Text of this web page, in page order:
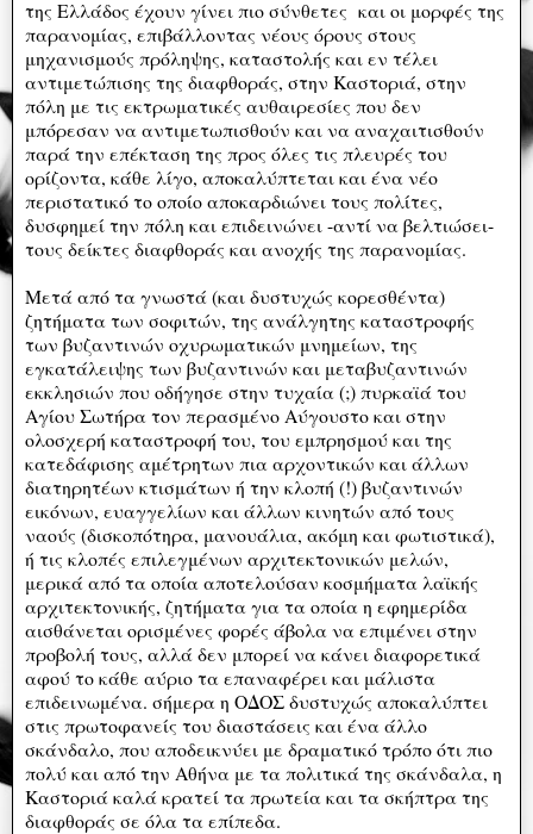
της Ελλάδος έχουν γίνει πιο σύνθετες και οι μορφές της
παρανομίας, επιβάλλοντας νέους όρους στους
μηχανισμούς πρόληψης, καταστολής και εν τέλει
αντιμετώπισης της διαφθοράς, στην Καστοριά, στην
πόλη με τις εκτρωματικές αυθαιρεσίες που δεν
μπόρεσαν να αντιμετωπισθούν και να αναχαιτισθούν
παρά την επέκταση της προς όλες τις πλευρές του
ορίζοντα, κάθε λίγο, αποκαλύπτεται και ένα νέο
περιστατικό το οποίο αποκαρδιώνει τους πολίτες,
δυσφημεί την πόλη και επιδεινώνει -αντί να βελτιώσει-
τους δείκτες διαφθοράς και ανοχής της παρανομίας.
Μετά από τα γνωστά (και δυστυχώς κορεσθέντα)
ζητήματα των σοφιτών, της ανάλγητης καταστροφής
των βυζαντινών οχυρωματικών μνημείων, της
εγκατάλειψης των βυζαντινών και μεταβυζαντινών
εκκλησιών που οδήγησε στην τυχαία (;) πυρκαϊά του
Αγίου Σωτήρα τον περασμένο Αύγουστο και στην
ολοσχερή καταστροφή του, του εμπρησμού και της
κατεδάφισης αμέτρητων πια αρχοντικών και άλλων
διατηρητέων κτισμάτων ή την κλοπή (!) βυζαντινών
εικόνων, ευαγγελίων και άλλων κινητών από τους
ναούς (δισκοπότηρα, μανουάλια, ακόμη και φωτιστικά),
ή τις κλοπές επιλεγμένων αρχιτεκτονικών μελών,
μερικά από τα οποία αποτελούσαν κοσμήματα λαϊκής
αρχιτεκτονικής, ζητήματα για τα οποία η εφημερίδα
αισθάνεται ορισμένες φορές άβολα να επιμένει στην
προβολή τους, αλλά δεν μπορεί να κάνει διαφορετικά
αφού το κάθε αύριο τα επαναφέρει και μάλιστα
επιδεινωμένα. σήμερα η ΟΔΟΣ δυστυχώς αποκαλύπτει
στις πρωτοφανείς του διαστάσεις και ένα άλλο
σκάνδαλο, που αποδεικνύει με δραματικό τρόπο ότι πιο
πολύ και από την Αθήνα με τα πολιτικά της σκάνδαλα, η
Καστοριά καλά κρατεί τα πρωτεία και τα σκήπτρα της
διαφθοράς σε όλα τα επίπεδα.